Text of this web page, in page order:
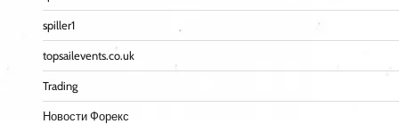
spiller1
topsailevents.co.uk
Trading
Новости Форекс